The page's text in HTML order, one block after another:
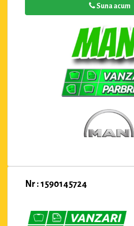
Suna acum
Nr : 1590145724